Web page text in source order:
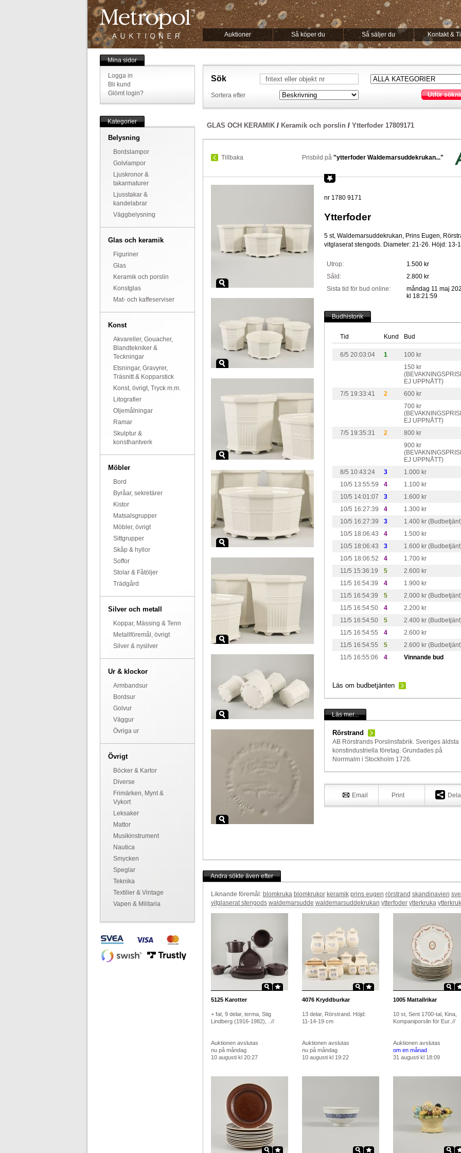
Auktioner Så köper du Så säljer du Kontakt &
Mina sidor
Logga in
Bli kund
Glömt login?
Kategorier
Belysning
Bordslampor
Golvlampor
Ljuskronor &
takarmaturer
Ljusstakar &
kandelabrar
Väggbelysning
Glas och keramik
Figuriner
Glas
Keramik och porslin
Konstglas
Mat- och kaffeserviser
Konst
Akvareller, Gouacher,
Blandtekniker &
Teckningar
Etsningar, Gravyrer,
Träsnitt & Kopparstick
Konst, övrigt, Tryck m.m.
Litografier
Oljemålningar
Ramar
Skulptur &
konsthantverk
Möbler
Bord
Byråar, sekretärer
Kistor
Matsalsgrupper
Möbler, övrigt
Sittgrupper
Skåp & hyllor
Soffor
Stolar & Fåtöljer
Trädgård
Silver och metall
Koppar, Mässing & Tenn
Metallföremål, övrigt
Silver & nysilver
Ur & klockor
Armbandsur
Bordsur
Golvur
Väggur
Övriga ur
Övrigt
Böcker & Kartor
Diverse
Frimärken, Mynt &
Vykort
Leksaker
Mattor
Musikinstrument
Nautica
Smycken
Speglar
Teknika
Textilier & Vintage
Vapen & Militaria
Sök
Sortera efter Utför
GLAS OCH KERAMIK/ Keramik och porslin / Ytterfoder 17809171
Tillbaka Prisbild på "ytterfoder Waldemarsuddekrukan..."
nr 1780 9171
Ytterfoder
5 st, Waldemarsuddekrukan, Prins Eugen,
vitglaserat stengods. Diameter: 21-26. Höjd: 13-
Utrop:
1.500 kr
Såld:
2.800 kr
Sista tid för bud online:
måndag 11 maj
kl 18:21:59
Budhistorik
Tid Kund Bud
6/5 20:03:04 1
100 kr
150 kr
EJ UPPNÅTT)
7/5 19:33:41
2
600 kr
700 kr
EJ UPPNÅTT)
7/5 19:35:31
2
800 kr
900 kr
EJ UPPNÅTT)
8/5 10:43:24
3
1.000 kr
10/5 13:55:59
4
1.100 kr
10/5 14:01:07
3
1.600 kr
10/5 16:27:39
4
1.300 kr
10/5 16:27:39
3
1.400 kr
10/5 18:06:43
4
1.500 kr
10/5 18:06:43
3
1.600 kr
10/5 18:06:52
4
1.700 kr
11/5 15:36:19
5
2.600 kr
11/5 16:54:39
4
1.900 kr
11/5 16:54:39
5
2.000 kr
11/5 16:54:50
4
2.200 kr
11/5 16:54:50
5
2.400 kr
11/5 16:54:55
4
2.600 kr
11/5 16:54:55
5
2.600 kr
11/5 16:55:06
4 Vinnande bud
Läs om budbetjänten
Läs mer...
Rörstrand
AB Rörstrands Porslinsfabrik. Sveriges äldsta
konstindustriella företag. Grundades på
Norrmalm i Stockholm 1726.
Email Print Dela
Andra sökte även efter
Liknande föremål: blomkruka blomkrukor keramik prins eugen rörstrand skandinavien
vitglaserat stengods waldemarsudde waldemarsuddekrukan ytterfoder ytterkruka
5125Karotter
+ fat, 9 delar, terma, Stig
Lindberg (1916-1982), ..//
Auktionen avslutas
nu på måndag
10 augusti kl 20:27
4076Kryddburkar
13 delar, Rörstrand. Höjd:
11-14-19 cm
Auktionen avslutas
nu på måndag
10 augusti kl 19:22
1005Mattallrikar
10 st, Sent 1700-tal, Kina,
Kompaniporslin för Eur..//
Auktionen avslutas
om en månad
31 augusti kl 18:09